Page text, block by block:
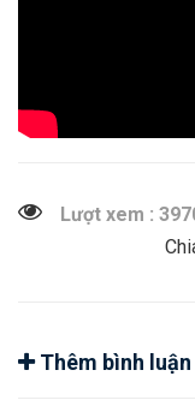
Lượt xem :
Thêm bình luận